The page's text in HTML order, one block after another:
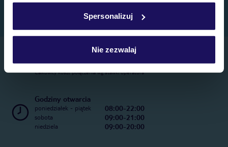
Spersonalizuj
Nie zezwalaj
Telefoniczne Centrum Rezerwacji
22 270 31 20
Całkowity koszt połączenia wg stawki operatora
Godziny otwarcia
poniedziałek - piątek 08:00-22:00
sobota 09:00-21:00
niedziela 09:00-20:00